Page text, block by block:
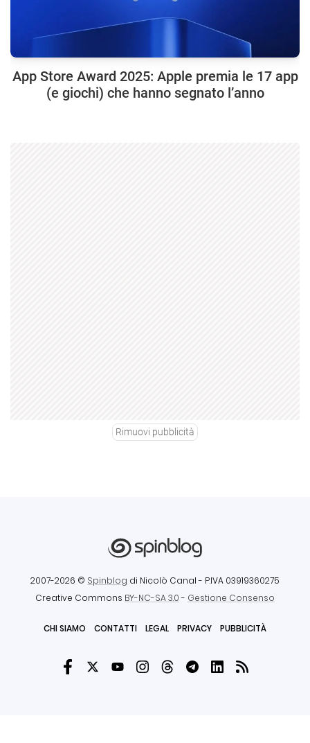
App Store Award 2025: Apple premia le 17 app
(e giochi) che hanno segnato l’anno
Rimuovi pubblicità
2007-2026 © Spinblog di Nicolò Canal - P.IVA 03919360275
Creative Commons BY-NC-SA 3.0- Gestione Consenso
CHI SIAMO CONTATTI LEGAL PRIVACY PUBBLICITÀ